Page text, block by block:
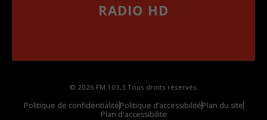
RADIO HD
© 2026 FM 103,3 Tous droits réservés.
Politique de confidentialitéPolitique d’accessibilitéPlan du site
Plan d'accessibilite